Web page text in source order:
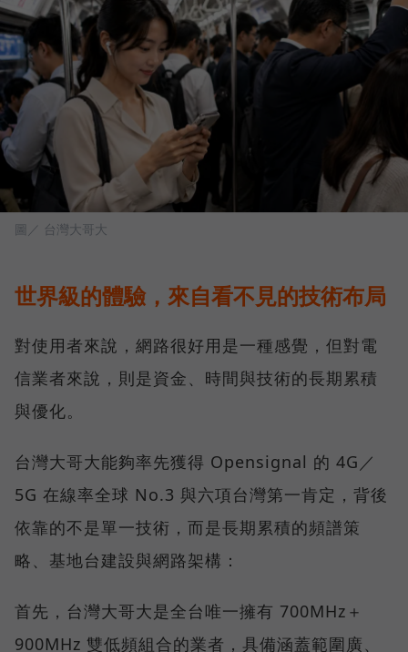
圖／ 台灣大哥大
世界級的體驗，來自看不見的技術布局
對使用者來說，網路很好用是一種感覺，但對電
信業者來說，則是資金、時間與技術的長期累積
與優化。
台灣大哥大能夠率先獲得 Opensignal 的 4G／
5G 在線率全球 No.3 與六項台灣第一肯定，背後
依靠的不是單一技術，而是長期累積的頻譜策
略、基地台建設與網路架構：
首先，台灣大哥大是全台唯一擁有 700MHz＋
900MHz 雙低頻組合的業者，具備涵蓋範圍廣、